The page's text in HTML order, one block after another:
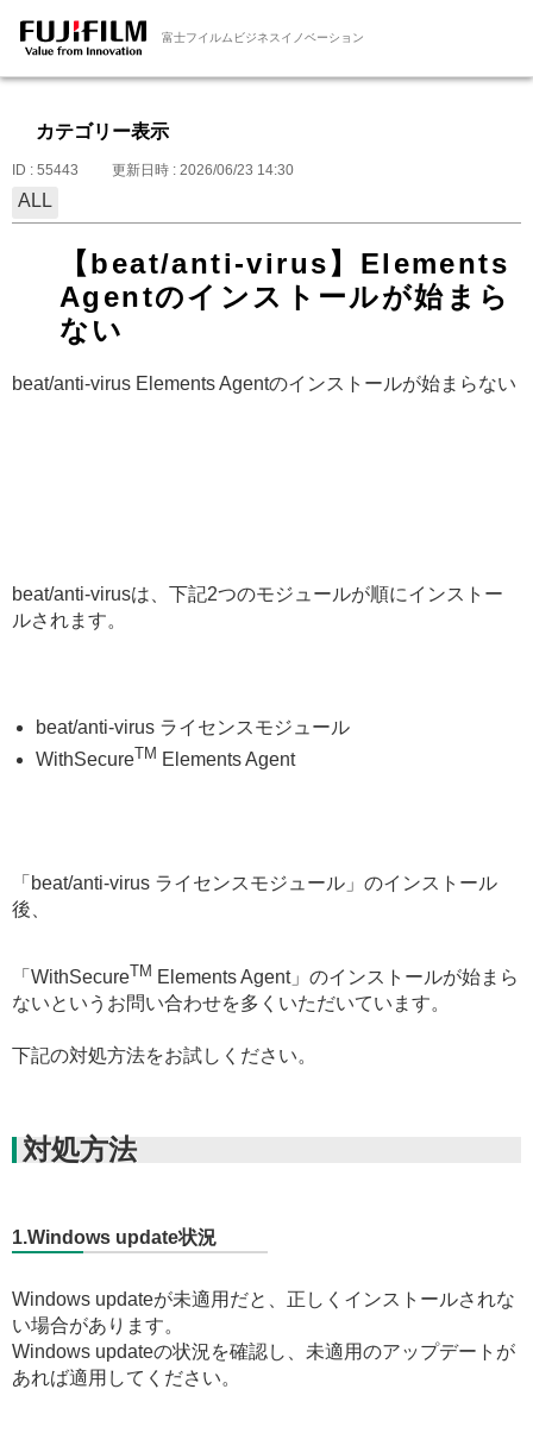
富士フイルムビジネスイノベーション
カテゴリー表示
ID : 55443 更新日時 : 2026/06/23 14:30
ALL
【beat/anti-virus】Elements
Agentのインストールが始まら
ない
beat/anti-virus Elements Agentのインストールが始まらない
beat/anti-virusは、下記2つのモジュールが順にインストー
ルされます。
beat/anti-virus ライセンスモジュール
WithSecureTM Elements Agent
「beat/anti-virus ライセンスモジュール」のインストール
後、
「WithSecureTM Elements Agent」のインストールが始まら
ないというお問い合わせを多くいただいています。
下記の対処方法をお試しください。
対処方法
1.Windows update状況
Windows updateが未適用だと、正しくインストールされな
い場合があります。
Windows updateの状況を確認し、未適用のアップデートが
あれば適用してください。